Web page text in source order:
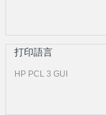
打印語言
HP PCL 3 GUI